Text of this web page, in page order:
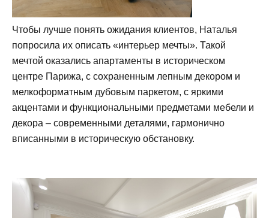
Чтобы лучше понять ожидания клиентов, Наталья
попросила их описать «интерьер мечты». Такой
мечтой оказались апартаменты в историческом
центре Парижа, с сохраненным лепным декором и
мелкоформатным дубовым паркетом, с яркими
акцентами и функциональными предметами мебели и
декора – современными деталями, гармонично
вписанными в историческую обстановку.